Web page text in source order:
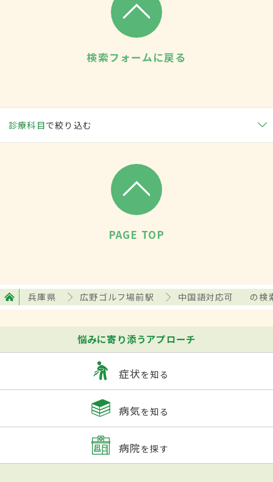
検索フォームに戻る
診療科目で絞り込む
PAGE TOP
兵庫県 広野ゴルフ場前駅 中国語対応可 の検
悩みに寄り添うアプローチ
症状を知る
病気を知る
病院を探す